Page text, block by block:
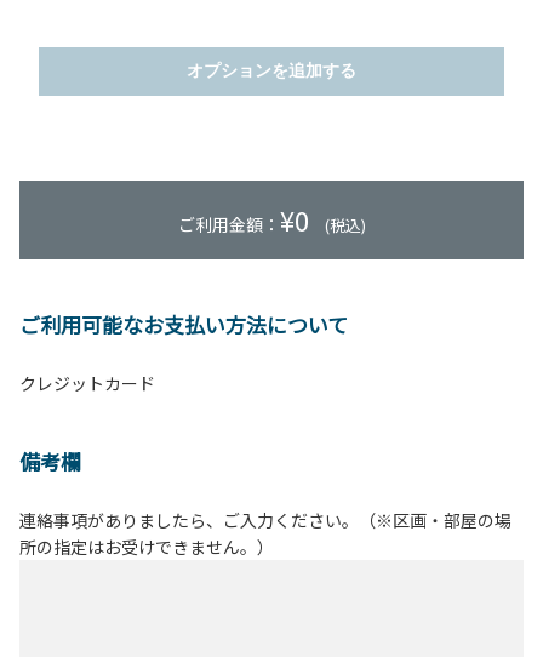
オプションを追加する
ご利用金額： ¥0 (税込)
ご利用可能なお支払い方法について
クレジットカード
備考欄
連絡事項がありましたら、ご入力ください。（※区画・部屋の場
所の指定はお受けできません。）